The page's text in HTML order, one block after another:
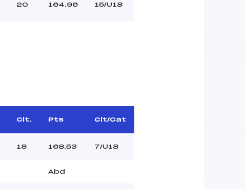
20 164.96 15/U18
Clt. Pts Clt/Cat
18 168.53 7/U18
Abd